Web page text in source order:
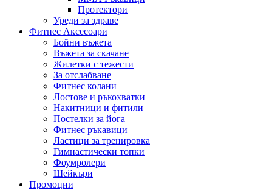
Протектори
Уреди за здраве
Фитнес Аксесоари
Бойни въжета
Въжета за скачане
Жилетки с тежести
За отслабване
Фитнес колани
Лостове и ръкохватки
Накитници и фитили
Постелки за йога
Фитнес ръкавици
Ластици за тренировка
Гимнастически топки
Фоумролери
Шейкъри
Промоции